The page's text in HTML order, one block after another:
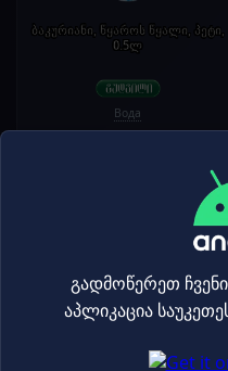
ბაკურიანი, წყაროს წყალი, პეტი,
0.5ლ
Вода
+
გადმოწერეთ
აპლიკაცია